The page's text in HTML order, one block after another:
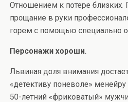
Отношением к потере близких.
прощание в руки
горем с помощью специально
Персонажи хороши.
Львиная доля внимания
«детективу поневоле»
50-летний «фриковатый»